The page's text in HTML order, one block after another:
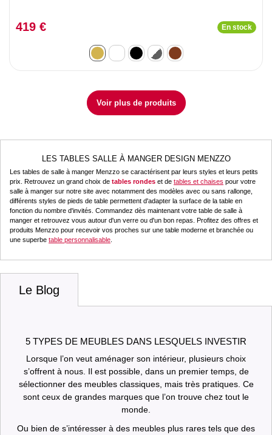
419 € En stock
Voir plus de produits
LES TABLES SALLE À MANGER DESIGN MENZZO
Les tables de salle à manger Menzzo se caractérisent par leurs styles et leurs petits
prix. Retrouvez un grand choix de tables rondes et de tables et chaises pour votre
salle à manger sur notre site avec notamment des modèles avec ou sans rallonge,
différents styles de pieds de table permettent d'adapter la surface de la table en
fonction du nombre d'invités. Commandez dès maintenant votre table de salle à
manger et retrouvez vous autour d'un verre ou d'un bon repas. Profitez des offres et
produits Menzzo pour recevoir vos proches sur une table moderne et branchée ou
une superbe table personnalisable
Le Blog
5 TYPES DE MEUBLES DANS LESQUELS INVESTIR
Lorsque l’on veut aménager son intérieur, plusieurs choix
s’offrent à nous. Il est possible, dans un premier temps, de
sélectionner des meubles classiques, mais très pratiques. Ce
sont ceux de grandes marques que l’on trouve chez tout le
monde.
Ou bien de s’intéresser à des meubles plus rares tels que des